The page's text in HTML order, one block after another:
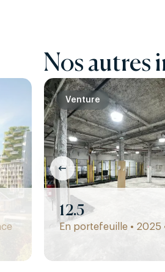
Nos autres
Venture
12.5
En portefeuille • 2025